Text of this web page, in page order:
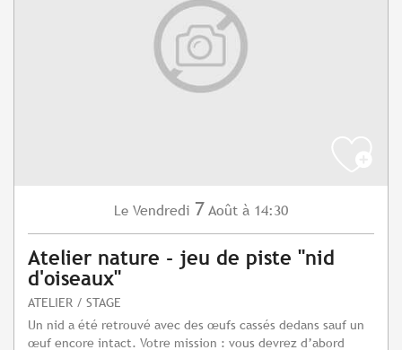
Le Vendredi 7 Août à 14:30
Atelier nature - jeu de piste "nid
d'oiseaux"
ATELIER / STAGE
Un nid a été retrouvé avec des œufs cassés dedans sauf un
œuf encore intact. Votre mission : vous devrez d’abord